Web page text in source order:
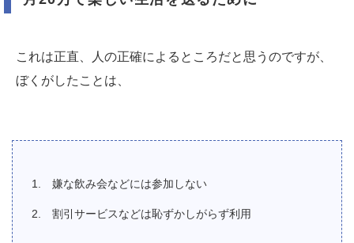
これは正直、人の正確によるところだと思うのですが、
ぼくがしたことは、
嫌な飲み会などには参加しない
割引サービスなどは恥ずかしがらず利用